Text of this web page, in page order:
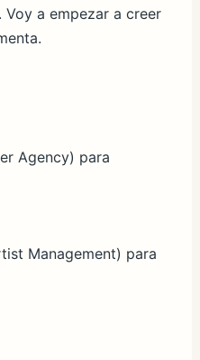
Voy a empezar a creer
Agency) para
Management) para